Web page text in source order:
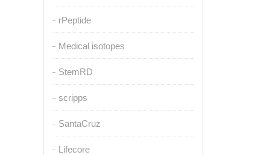
rPeptide
Medical isotopes
StemRD
scripps
SantaCruz
Lifecore